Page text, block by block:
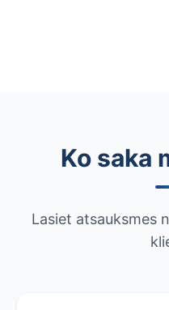
Ko saka
Lasiet atsauksmes